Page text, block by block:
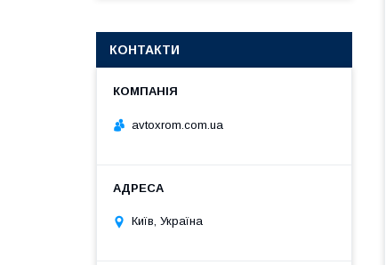
КОНТАКТИ
avtoxrom.com.ua
Київ, Україна